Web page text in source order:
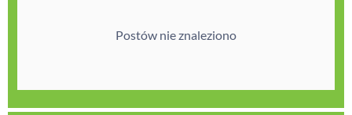
Postów nie znaleziono